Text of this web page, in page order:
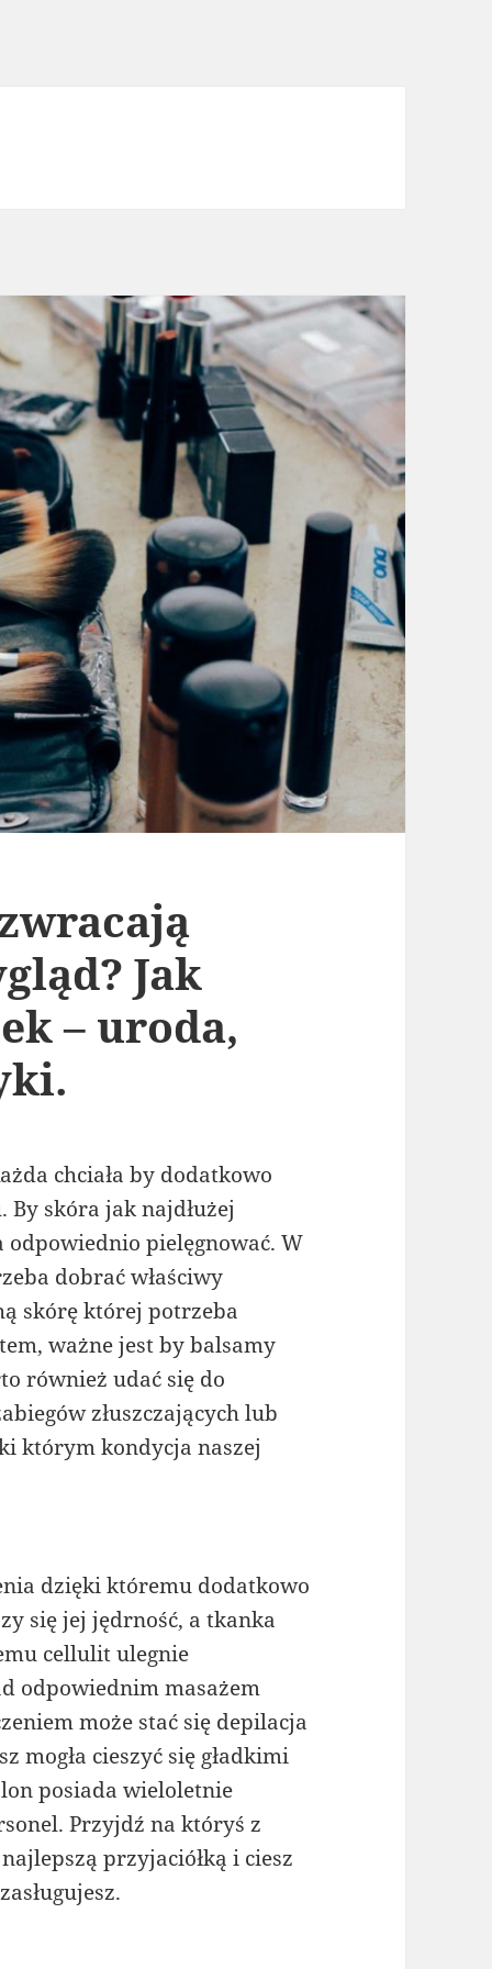
Jak
– uroda,
chciała by dodatkowo
By skóra jak najdłużej
odpowiednio pielęgnować. W
dobrać właściwy
skórę której potrzeba
ważne jest by balsamy
również udać się do
złuszczających lub
którym kondycja naszej
dzięki któremu dodatkowo
się jej jędrność, a tkanka
cellulit ulegnie
odpowiednim masażem
może stać się depilacja
mogła cieszyć się gładkimi
posiada wieloletnie
Przyjdź na któryś z
przyjaciółką i ciesz